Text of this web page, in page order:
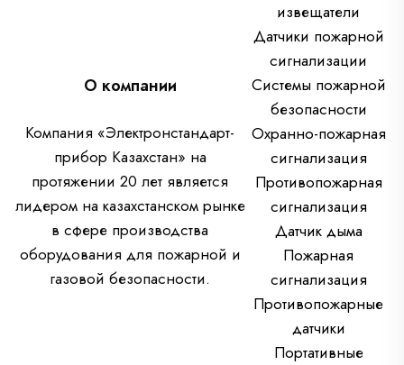
О компании
Компания «Электронстандарт-
прибор Казахстан» на
протяжении 20 лет является
лидером на казахстанском рынке
в сфере производства
оборудования для пожарной и
газовой безопасности.
извещатели
Датчики пожарной
сигнализации
Системы пожарной
безопасности
Охранно-пожарная
сигнализация
Противопожарная
сигнализация
Датчик дыма
Пожарная
сигнализация
Противопожарные
датчики
Портативные